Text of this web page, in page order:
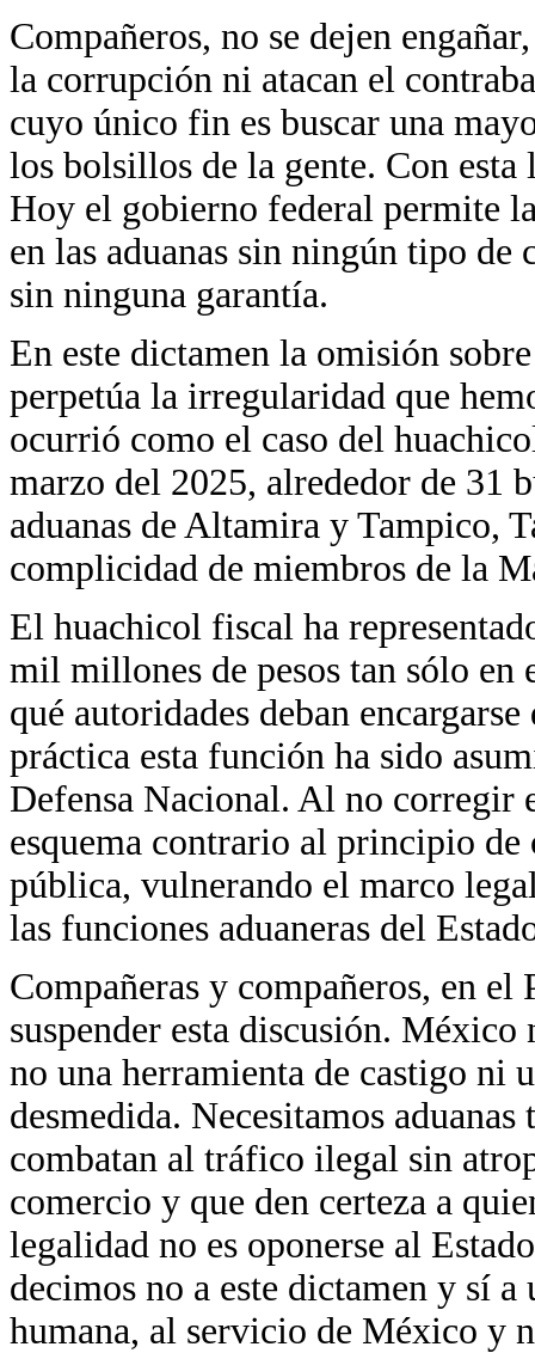
Compañeros, no se dejen
la corrupción ni atacan el
cuyo único fin es buscar una
los bolsillos de la gente. Con
Hoy el gobierno federal permite
en las aduanas sin ningún tipo
sin ninguna garantía.
En este dictamen la omisión
perpetúa la irregularidad que
ocurrió como el caso del
marzo del 2025, alrededor de 31
aduanas de Altamira y Tampico,
complicidad de miembros de la
El huachicol fiscal ha
mil millones de pesos tan sólo
qué autoridades deban
práctica esta función ha sido
Defensa Nacional. Al no corregir
esquema contrario al principio
pública, vulnerando el marco
las funciones aduaneras del
Compañeras y compañeros, en
suspender esta discusión. México
no una herramienta de castigo ni
desmedida. Necesitamos
combatan al tráfico ilegal sin
comercio y que den certeza a
legalidad no es oponerse al
decimos no a este dictamen y sí
humana, al servicio de México y